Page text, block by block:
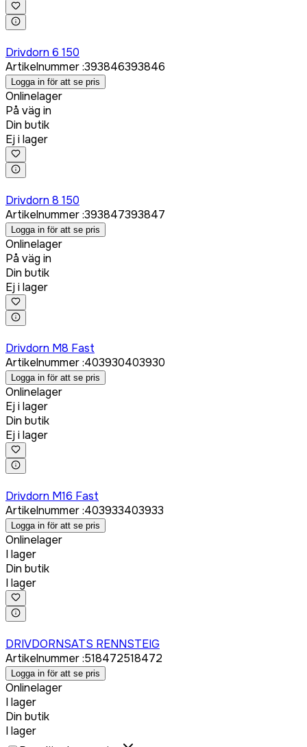
Drivdorn 6 150
Artikelnummer:393846393846
Logga in för att se pris
Onlinelager
På väg in
Din butik
Ej i lager
Drivdorn 8 150
Artikelnummer:393847393847
Logga in för att se pris
Onlinelager
På väg in
Din butik
Ej i lager
Drivdorn M8 Fast
Artikelnummer:403930403930
Logga in för att se pris
Onlinelager
Ej i lager
Din butik
Ej i lager
Drivdorn M16 Fast
Artikelnummer:403933403933
Logga in för att se pris
Onlinelager
I lager
Din butik
I lager
DRIVDORNSATS RENNSTEIG
Artikelnummer:518472518472
Logga in för att se pris
Onlinelager
I lager
Din butik
I lager